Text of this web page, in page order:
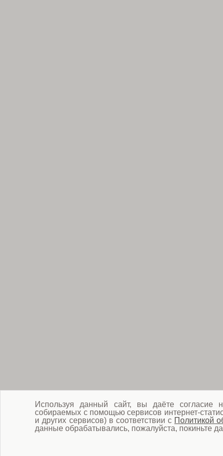
Используя данный сайт, вы даёте согласие
собираемых с помощью сервисов интернет-
и других сервисов) в соответствии с Политикой
данные обрабатывались, пожалуйста, покиньте